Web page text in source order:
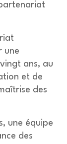
une
ans, au
et de
des
une équipe
des